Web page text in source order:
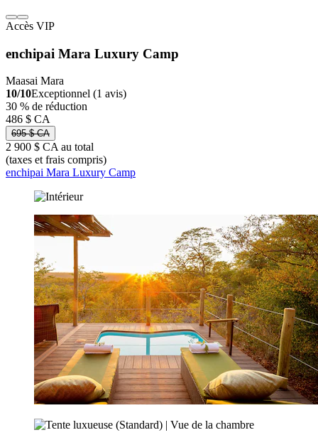
Accès VIP
enchipai Mara Luxury Camp
Maasai Mara
10/10Exceptionnel (1 avis)
30 % de réduction
486 $ CA
695 $ CA
2 900 $ CA au total
(taxes et frais compris)
enchipai Mara Luxury Camp